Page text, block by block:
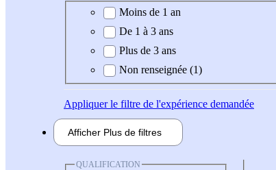
Expérience demandée
Moins de 1 an
De 1 à 3 ans
Plus de 3 ans
Non renseignée (1)
Appliquerle filtre de l'expérience demandée
Afficher Plus de filtres
QUALIFICATION